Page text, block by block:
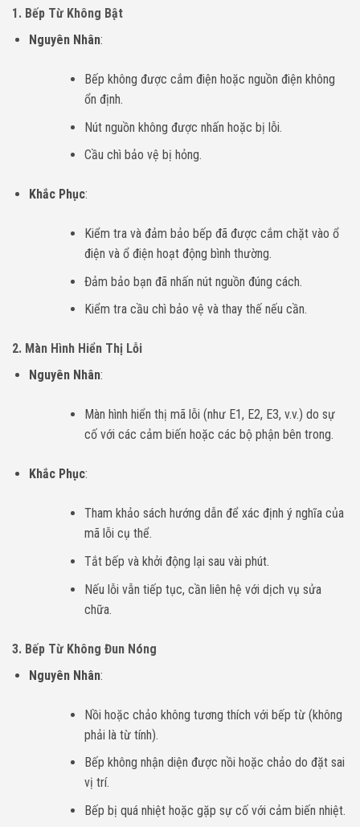
1. Bếp Từ Không Bật
Nguyên Nhân:
Bếp không được cắm điện hoặc nguồn điện không
ổn định.
Nút nguồn không được nhấn hoặc bị lỗi.
Cầu chì bảo vệ bị hỏng.
Khắc Phục:
Kiểm tra và đảm bảo bếp đã được cắm chặt vào ổ
điện và ổ điện hoạt động bình thường.
Đảm bảo bạn đã nhấn nút nguồn đúng cách.
Kiểm tra cầu chì bảo vệ và thay thế nếu cần.
2. Màn Hình Hiển Thị Lỗi
Nguyên Nhân:
Màn hình hiển thị mã lỗi (như E1, E2, E3, v.v.) do sự
cố với các cảm biến hoặc các bộ phận bên trong.
Khắc Phục:
Tham khảo sách hướng dẫn để xác định ý nghĩa của
mã lỗi cụ thể.
Tắt bếp và khởi động lại sau vài phút.
Nếu lỗi vẫn tiếp tục, cần liên hệ với dịch vụ sửa
chữa.
3. Bếp Từ Không Đun Nóng
Nguyên Nhân:
Nồi hoặc chảo không tương thích với bếp từ (không
phải là từ tính).
Bếp không nhận diện được nồi hoặc chảo do đặt sai
vị trí.
Bếp bị quá nhiệt hoặc gặp sự cố với cảm biến nhiệt.